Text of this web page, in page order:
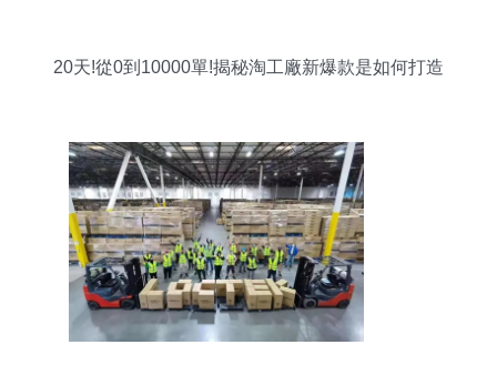
20天!從0到10000單!揭秘淘工廠新爆款是如何打造